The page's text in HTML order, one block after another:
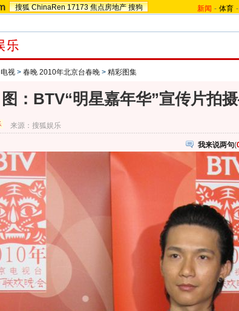
搜狐 ChinaRen 17173 焦点房地产 搜狗 新闻 - 体育 -
电视 > 春晚 2010年北京台春晚 > 精彩图集
图：BTV“明星嘉年华”宣传片拍
来源：搜狐娱乐
我来说两句(